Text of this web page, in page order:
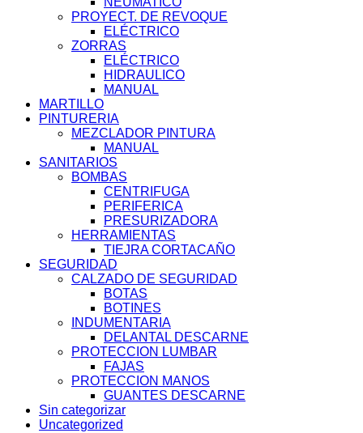
PROYECT. DE REVOQUE
ELÉCTRICO
ZORRAS
ELÉCTRICO
HIDRAULICO
MANUAL
MARTILLO
PINTURERIA
MEZCLADOR PINTURA
MANUAL
SANITARIOS
BOMBAS
CENTRIFUGA
PERIFERICA
PRESURIZADORA
HERRAMIENTAS
TIEJRA CORTACAÑO
SEGURIDAD
CALZADO DE SEGURIDAD
BOTAS
BOTINES
INDUMENTARIA
DELANTAL DESCARNE
PROTECCION LUMBAR
FAJAS
PROTECCION MANOS
GUANTES DESCARNE
Sin categorizar
Uncategorized